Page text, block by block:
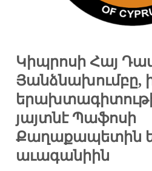
Կիպրոսի Հայ
Յանձնախումբը,
յայտնէ Պաֆոսի
Քաղաքապետին
աւագանիին